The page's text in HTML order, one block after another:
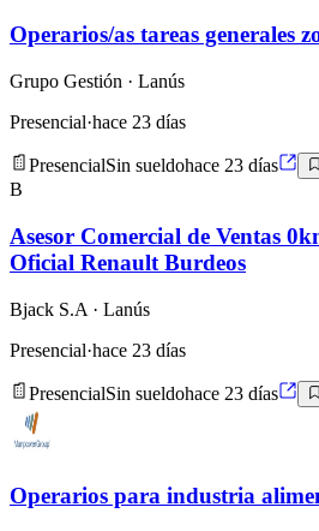
Operarios/as tareas generales
Grupo Gestión · Lanús
Presencial·hace 23 días
PresencialSin sueldohace 23 días
B
Asesor Comercial de Ventas
Oficial Renault Burdeos
Bjack S.A · Lanús
Presencial·hace 23 días
PresencialSin sueldohace 23 días
Operarios para industria